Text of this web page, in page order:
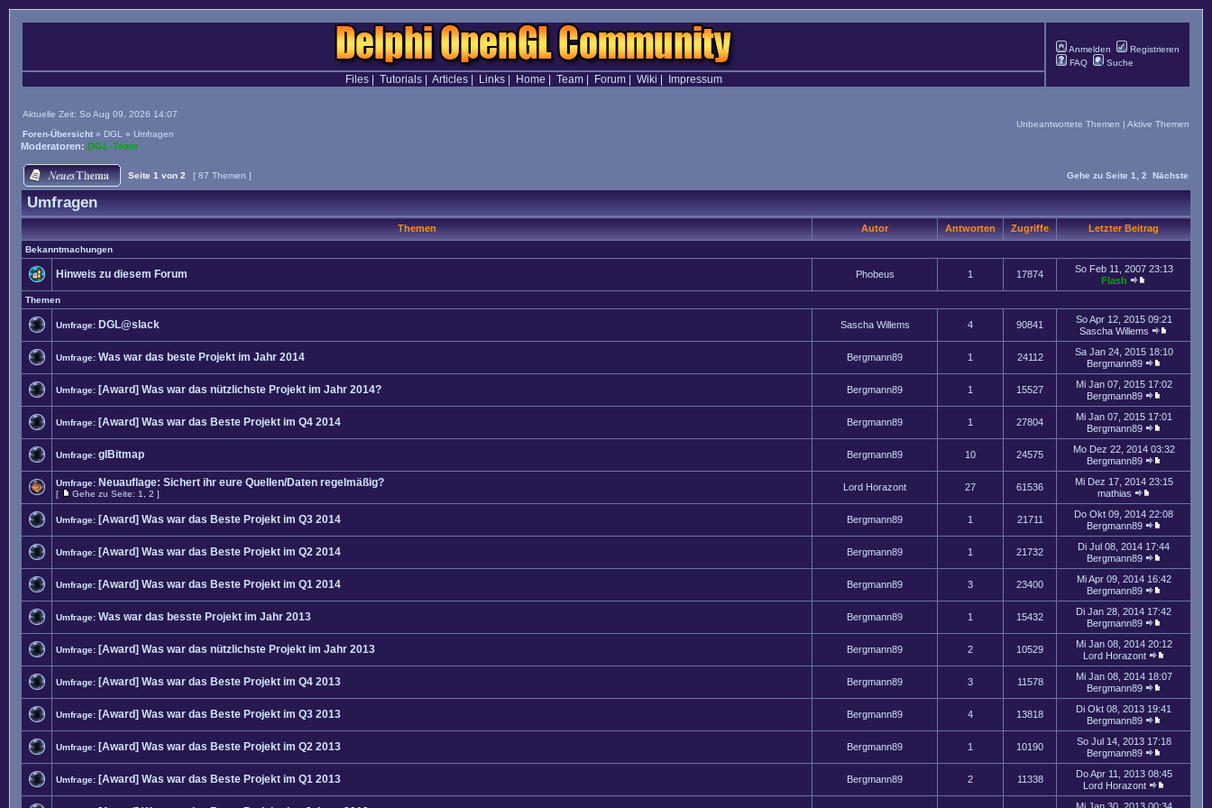
Anmelden
Registrieren
FAQ
Suche
Files| Tutorials| Articles| Links| Home Team| Forum| Wiki Impressum
Aktuelle Zeit: So Aug 09, 2026 14:07
Foren-Übersicht » DGL » Umfragen
Unbeantwortete Themen | Aktive Themen
Moderatoren: DGL-Team
Seite 1 von 2 [ 87 Themen ] Gehe zu Seite 1 2 Nächste
Umfragen
Themen Autor Antworten Zugriffe Letzter Beitrag
Bekanntmachungen
Hinweis zu diesem Forum Phobeus 1 17874
So Feb 11, 2007 23:13
Flash
Themen
Umfrage: DGL@slack Sascha Willems 4 90841
So Apr 12, 2015 09:21
Sascha Willems
Umfrage: Was war das beste Projekt im Jahr 2014 Bergmann89 1 24112
Sa Jan 24, 2015 18:10
Bergmann89
Umfrage: [Award] Was war das nützlichste Projekt im Jahr 2014? Bergmann89 1 15527
Mi Jan 07, 2015 17:02
Bergmann89
Umfrage: [Award] Was war das Beste Projekt im Q4 2014 Bergmann89 1 27804
Mi Jan 07, 2015 17:01
Bergmann89
Umfrage: glBitmap Bergmann89 10 24575
Mo Dez 22, 2014 03:32
Bergmann89
Umfrage: Neuauflage: Sichert ihr eure Quellen/Daten regelmäßig?
[ Gehe zu Seite: 1 2 ]
Lord Horazont 27 61536
Mi Dez 17, 2014 23:15
mathias
Umfrage: [Award] Was war das Beste Projekt im Q3 2014 Bergmann89 1 21711
Do Okt 09, 2014 22:08
Bergmann89
Umfrage: [Award] Was war das Beste Projekt im Q2 2014 Bergmann89 1 21732
Di Jul 08, 2014 17:44
Bergmann89
Umfrage: [Award] Was war das Beste Projekt im Q1 2014 Bergmann89 3 23400
Mi Apr 09, 2014 16:42
Bergmann89
Umfrage: Was war das besste Projekt im Jahr 2013 Bergmann89 1 15432
Di Jan 28, 2014 17:42
Bergmann89
Umfrage: [Award] Was war das nützlichste Projekt im Jahr 2013 Bergmann89 2 10529
Mi Jan 08, 2014 20:12
Lord Horazont
Umfrage: [Award] Was war das Beste Projekt im Q4 2013 Bergmann89 3 11578
Mi Jan 08, 2014 18:07
Bergmann89
Umfrage: [Award] Was war das Beste Projekt im Q3 2013 Bergmann89 4 13818
Di Okt 08, 2013 19:41
Bergmann89
Umfrage: [Award] Was war das Beste Projekt im Q2 2013 Bergmann89 1 10190
So Jul 14, 2013 17:18
Bergmann89
Umfrage: [Award] Was war das Beste Projekt im Q1 2013 Bergmann89 2 11338
Do Apr 11, 2013 08:45
Lord Horazont